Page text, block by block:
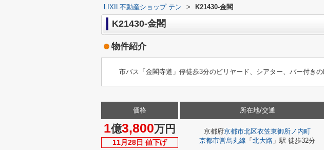
LIXIL不動産ショップ テン > K21430-金閣
K21430-金閣
物件紹介
市バス「金閣寺道」停徒歩3分のビリヤード、シアター、バー付き
価格
1億3,800万円
11月28日 値下げ
所在地/交通
京都府京都市北区衣笠東御所ノ内町
京都市営烏丸線 「 北大路 」駅 徒歩32分